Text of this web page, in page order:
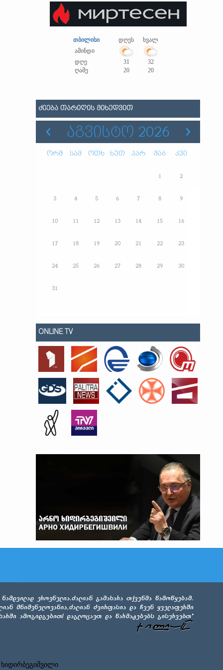
თბილისი დღეს
ხვალ
ამინდი
დღე
31
32
ღამე
20 20
ᲫᲘᲔᲑᲐ ᲗᲐᲠᲘᲦᲘᲡ ᲛᲘᲮᲔᲓᲕᲘᲗ
ᲐᲒᲕᲘᲡᲢᲝ 2026
ორშ სამ ოთხ ხუთ პარ შაბ კვი
1 2
3 4 5 6 7 8 9
10 11 12 13 14 15 16
17 18 19 20 21 22 23
24 25 26 27 28 29 30
31
ONLINE TV